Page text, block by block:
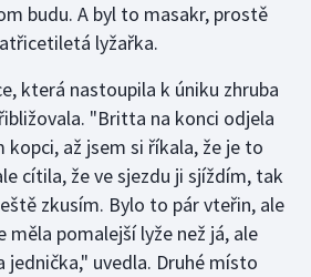
budu. A byl to masakr, prostě
lyžařka.
která nastoupila k úniku zhruba
"Britta na konci odjela
až jsem si říkala, že je to
cítila, že ve sjezdu ji sjíždím, tak
zkusím. Bylo to pár vteřin, ale
měla pomalejší lyže než já, ale
uvedla. Druhé místo